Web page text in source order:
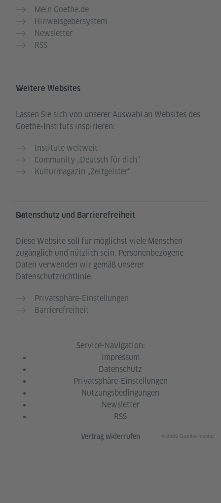
Mein Goethe.de
Hinweisgebersystem
Newsletter
RSS
Weitere Websites
Lassen Sie sich von unserer Auswahl an Websites des
Goethe-Instituts inspirieren:
Institute weltweit
Community „Deutsch für dich“
Kulturmagazin „Zeitgeister"
Datenschutz und Barrierefreiheit
Diese Website soll für möglichst viele Menschen
zugänglich und nützlich sein. Personenbezogene
Daten verwenden wir gemäß unserer
Datenschutzrichtlinie.
Privatsphäre-Einstellungen
Barrierefreiheit
Service-Navigation:
© 2026 Goethe-Institut
Impressum
Datenschutz
Privatsphäre-Einstellungen
Nutzungsbedingungen
Newsletter
RSS
Vertrag widerrufen